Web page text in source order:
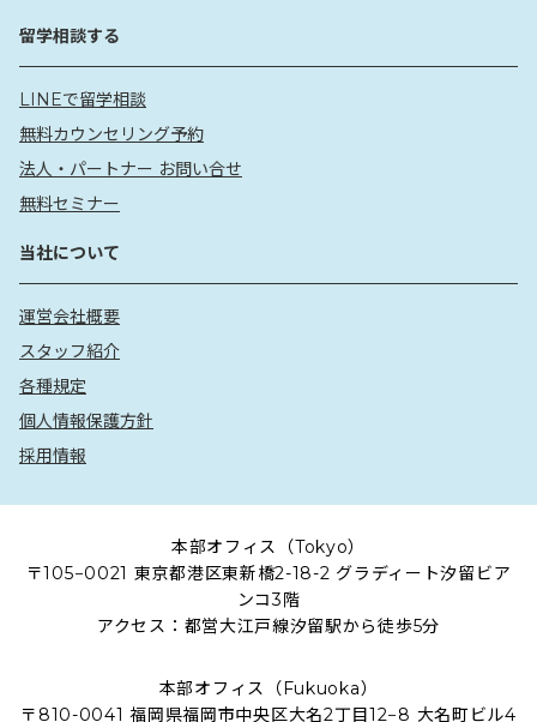
留学相談する
LINEで留学相談
無料カウンセリング予約
法人・パートナー お問い合せ
無料セミナー
当社について
運営会社概要
スタッフ紹介
各種規定
個人情報保護方針
採用情報
本部オフィス（Tokyo）
〒105−0021 東京都港区東新橋2-18-2 グラディート汐留ビア
ンコ3階
アクセス：都営大江戸線汐留駅から徒歩5分
本部オフィス（Fukuoka）
〒810-0041 福岡県福岡市中央区大名2丁目12−8 大名町ビル4